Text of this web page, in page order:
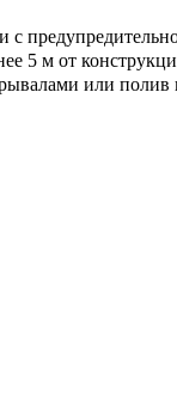
с
5 м от
или полив